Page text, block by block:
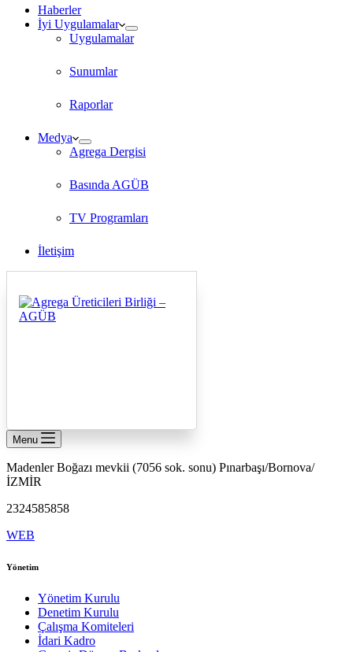
Haberler
İyi Uygulamalar
Uygulamalar
Sunumlar
Raporlar
Medya
Agrega Dergisi
Basında AGÜB
TV Programları
İletişim
Menu
Madenler Boğazı mevkii (7056 sok. sonu) Pınarbaşı/Bornova/
İZMİR
2324585858
WEB
Yönetim
Yönetim Kurulu
Denetim Kurulu
Çalışma Komiteleri
İdari Kadro